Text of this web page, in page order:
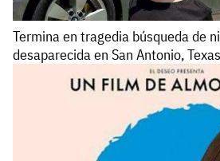
Termina en tragedia búsqueda de
desaparecida en San Antonio, Texas